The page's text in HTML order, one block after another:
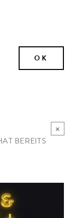
×
BEREITS
OK